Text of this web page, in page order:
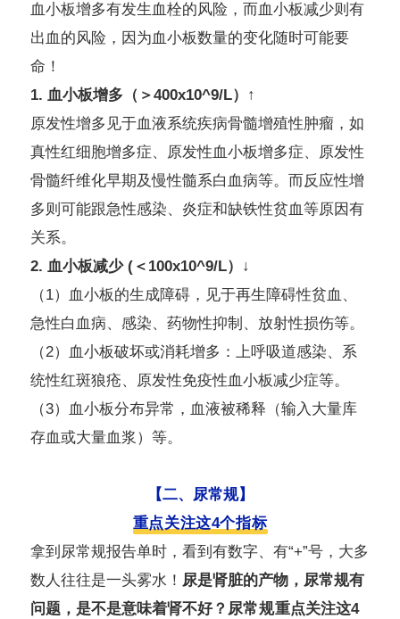
血小板增多有发生血栓的风险，而血小板减少则有
出血的风险，因为血小板数量的变化随时可能要
命！
1. 血小板增多（＞400x10^9/L）↑
原发性增多见于血液系统疾病骨髓增殖性肿瘤，如
真性红细胞增多症、原发性血小板增多症、原发性
骨髓纤维化早期及慢性髓系白血病等。而反应性增
多则可能跟急性感染、炎症和缺铁性贫血等原因有
关系。
2. 血小板减少 (＜100x10^9/L）↓
（1）血小板的生成障碍，见于再生障碍性贫血、
急性白血病、感染、药物性抑制、放射性损伤等。
（2）血小板破坏或消耗增多：上呼吸道感染、系
统性红斑狼疮、原发性免疫性血小板减少症等。
（3）血小板分布异常，血液被稀释（输入大量库
存血或大量血浆）等。
【二、尿常规】
重点关注这4个指标
拿到尿常规报告单时，看到有数字、有“+”号，大多
数人往往是一头雾水！ 尿是肾脏的产物，尿常规有
问题，是不是意味着肾不好？ 尿常规重点关注这4